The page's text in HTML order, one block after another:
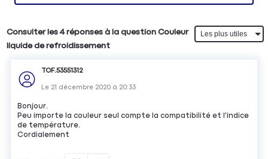
Consulter les 4 réponses à la question Couleur
liquide de refroidissement
TOF.53551312
Le 21 décembre 2020 à 20:33
Bonjour.
Peu importe la couleur seul compte la compatibilité et l'indice
de température.
Cordialement